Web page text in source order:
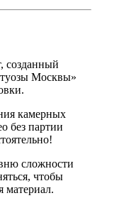
созданный
Москвы»
камерных
без партии
сложности
чтобы
материал.